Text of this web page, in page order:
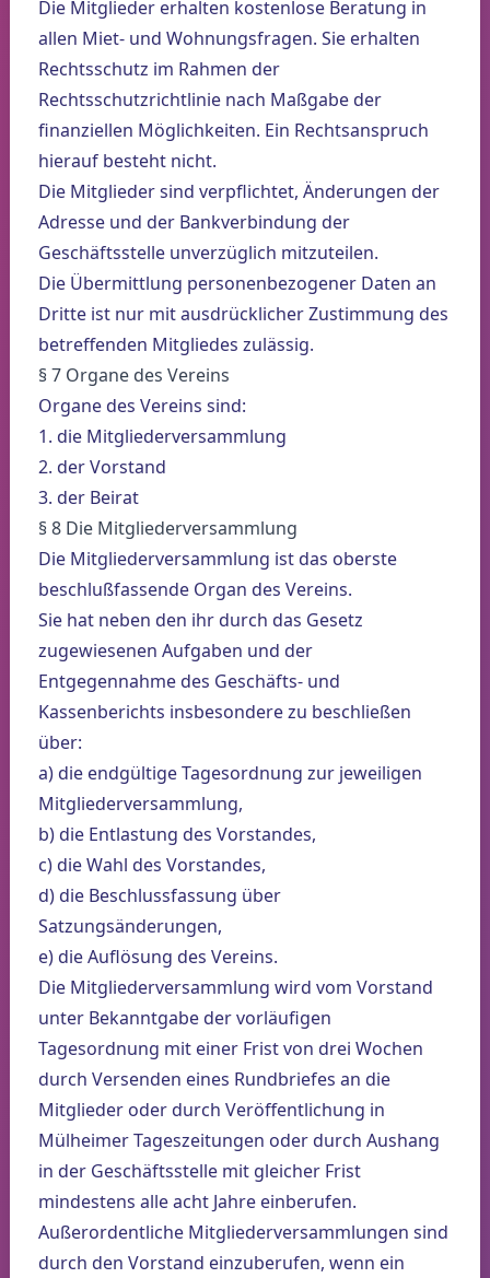
Die Mitglieder erhalten kostenlose Beratung in
allen Miet- und Wohnungsfragen. Sie erhalten
Rechtsschutz im Rahmen der
Rechtsschutzrichtlinie nach Maßgabe der
finanziellen Möglichkeiten. Ein Rechtsanspruch
hierauf besteht nicht.
Die Mitglieder sind verpflichtet, Änderungen der
Adresse und der Bankverbindung der
Geschäftsstelle unverzüglich mitzuteilen.
Die Übermittlung personenbezogener Daten an
Dritte ist nur mit ausdrücklicher Zustimmung des
betreffenden Mitgliedes zulässig.
§ 7 Organe des Vereins
Organe des Vereins sind:
1. die Mitgliederversammlung
2. der Vorstand
3. der Beirat
§ 8 Die Mitgliederversammlung
Die Mitgliederversammlung ist das oberste
beschlußfassende Organ des Vereins.
Sie hat neben den ihr durch das Gesetz
zugewiesenen Aufgaben und der
Entgegennahme des Geschäfts- und
Kassenberichts insbesondere zu beschließen
über:
a) die endgültige Tagesordnung zur jeweiligen
Mitgliederversammlung,
b) die Entlastung des Vorstandes,
c) die Wahl des Vorstandes,
d) die Beschlussfassung über
Satzungsänderungen,
e) die Auflösung des Vereins.
Die Mitgliederversammlung wird vom Vorstand
unter Bekanntgabe der vorläufigen
Tagesordnung mit einer Frist von drei Wochen
durch Versenden eines Rundbriefes an die
Mitglieder oder durch Veröffentlichung in
Mülheimer Tageszeitungen oder durch Aushang
in der Geschäftsstelle mit gleicher Frist
mindestens alle acht Jahre einberufen.
Außerordentliche Mitgliederversammlungen sind
durch den Vorstand einzuberufen, wenn ein